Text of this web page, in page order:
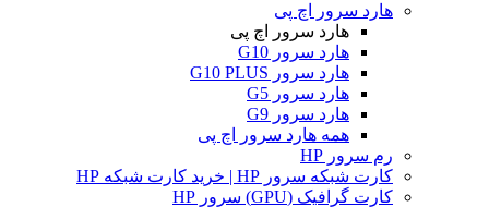
هارد سرور اچ پی
هارد سرور اچ پی
هارد سرور G10
هارد سرور G10 PLUS
هارد سرور G5
هارد سرور G9
همه هارد سرور اچ پی
رم سرور HP
کارت شبکه سرور HP | خرید کارت شبکه HP
کارت گرافیک (GPU) سرور HP